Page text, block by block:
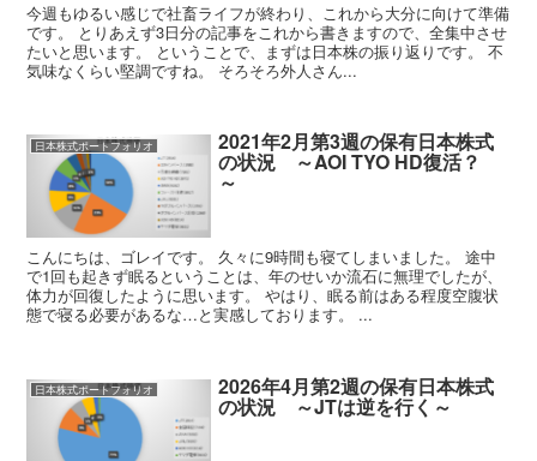
今週もゆるい感じで社畜ライフが終わり、これから大分に向けて準備
です。 とりあえず3日分の記事をこれから書きますので、全集中させ
たいと思います。 ということで、まずは日本株の振り返りです。 不
気味なくらい堅調ですね。 そろそろ外人さん...
日本株式ポートフォリオ 2021年2月第3週の保有日本株式
の状況 ～AOI TYO HD復活？
～
こんにちは、ゴレイです。 久々に9時間も寝てしまいました。 途中
で1回も起きず眠るということは、年のせいか流石に無理でしたが、
体力が回復したように思います。 やはり、眠る前はある程度空腹状
態で寝る必要があるな…と実感しております。 ...
日本株式ポートフォリオ 2026年4月第2週の保有日本株式
の状況 ～JTは逆を行く～